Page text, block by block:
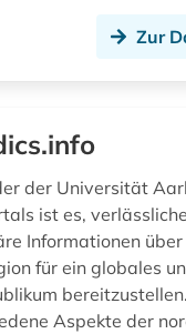
Zur
der Universität
ist es,
Informationen über
für ein globales
Aspekte der